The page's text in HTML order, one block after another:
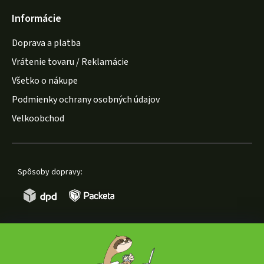
Informácie
Doprava a platba
Vrátenie tovaru / Reklamácie
Všetko o nákupe
Podmienky ochrany osobných údajov
Velkoobchod
Spôsoby dopravy: